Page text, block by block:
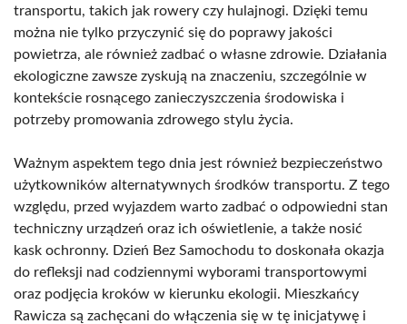
transportu, takich jak rowery czy hulajnogi. Dzięki temu
można nie tylko przyczynić się do poprawy jakości
powietrza, ale również zadbać o własne zdrowie. Działania
ekologiczne zawsze zyskują na znaczeniu, szczególnie w
kontekście rosnącego zanieczyszczenia środowiska i
potrzeby promowania zdrowego stylu życia.
Ważnym aspektem tego dnia jest również bezpieczeństwo
użytkowników alternatywnych środków transportu. Z tego
względu, przed wyjazdem warto zadbać o odpowiedni stan
techniczny urządzeń oraz ich oświetlenie, a także nosić
kask ochronny. Dzień Bez Samochodu to doskonała okazja
do refleksji nad codziennymi wyborami transportowymi
oraz podjęcia kroków w kierunku ekologii. Mieszkańcy
Rawicza są zachęcani do włączenia się w tę inicjatywę i